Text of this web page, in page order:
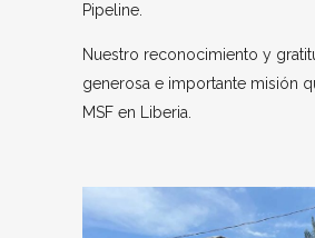
Pipeline.
Nuestro reconocimiento y
generosa e importante misión
MSF en Liberia.